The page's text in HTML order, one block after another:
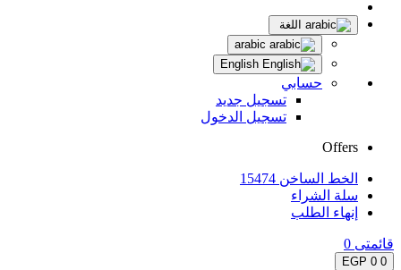
اللغة
حسابي
تسجيل جديد
تسجيل الدخول
Offers
الخط الساخن 15474
سلة الشراء
إنهاء الطلب
قائمتى 0
0
0 EGP